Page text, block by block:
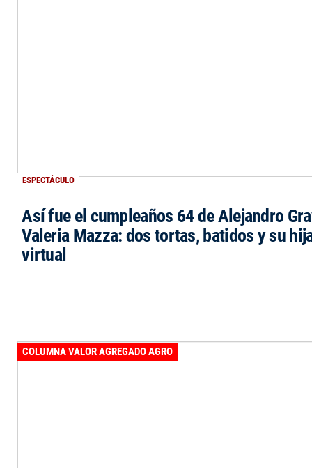
ESPECTÁCULO
Así fue el cumpleaños 64 de Alejandro
Valeria Mazza: dos tortas, batidos y su
virtual
COLUMNA VALOR AGREGADO AGRO